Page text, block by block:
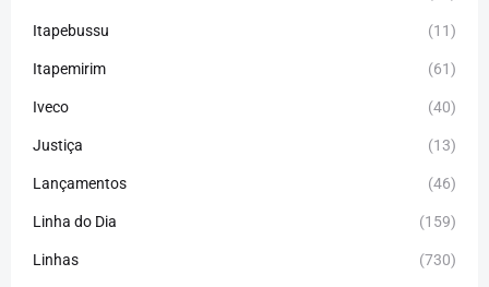
Itapebussu (11)
Itapemirim (61)
Iveco (40)
Justiça (13)
Lançamentos (46)
Linha do Dia (159)
Linhas (730)